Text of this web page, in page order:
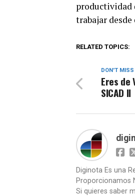
productividad
trabajar
RELATED TOPICS:
DON'T MISS
Eres de
SICAD II
Diginota Es una
Proporcionamos
Si quieres saber